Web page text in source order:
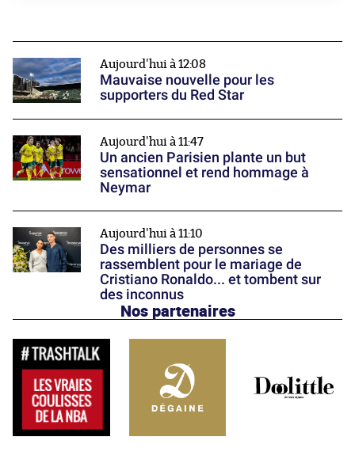
Aujourd'hui à 12:08
Mauvaise nouvelle pour les
supporters du Red Star
Aujourd'hui à 11:47
Un ancien Parisien plante un but
sensationnel et rend hommage à
Neymar
Aujourd'hui à 11:10
Des milliers de personnes se
rassemblent pour le mariage de
Cristiano Ronaldo... et tombent sur
des inconnus
Nos partenaires